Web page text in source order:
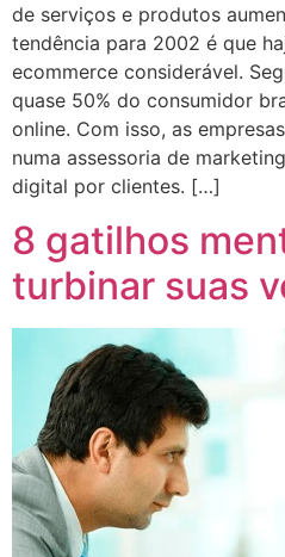
de serviços e produtos
tendência para 2002 é que
ecommerce considerável.
quase 50% do consumidor
online. Com isso, as
numa assessoria de
digital por clientes. […]
8 gatilhos
turbinar suas